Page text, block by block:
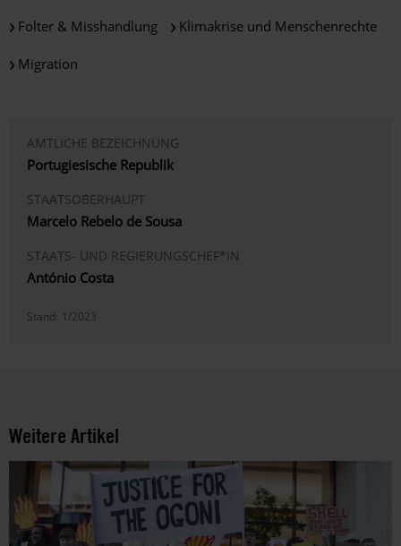
Folter & Misshandlung Klimakrise und Menschenrechte
Migration
AMTLICHE BEZEICHNUNG
Portugiesische Republik
STAATSOBERHAUPT
Marcelo Rebelo de Sousa
STAATS- UND REGIERUNGSCHEF*IN
António Costa
Stand: 1/2023
Weitere Artikel